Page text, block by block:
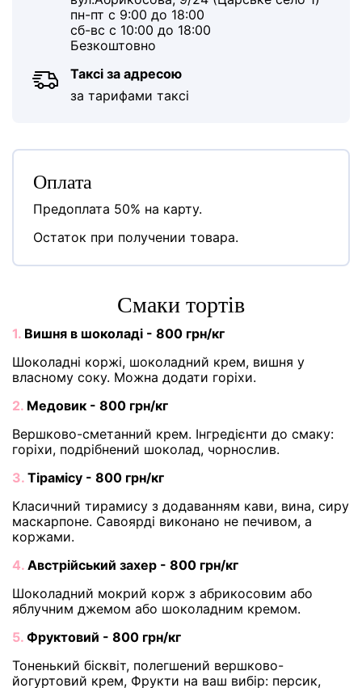
пн-пт с 9:00 до 18:00
сб-вс с 10:00 до 18:00
Безкоштовно
Таксі за адресою
за тарифами таксі
Оплата
Предоплата 50% на карту.
Остаток при получении товара.
Cмаки тортів
1. Вишня в шоколаді - 800 грн/кг
Шоколадні коржі, шоколадний крем, вишня у
власному соку. Можна додати горіхи.
2. Медовик - 800 грн/кг
Вершково-сметанний крем. Інгредієнти до смаку:
горіхи, подрібнений шоколад, чорнослив.
3. Тірамісу - 800 грн/кг
Класичний тирамису з додаванням кави, вина, сиру
маскарпоне. Савоярді виконано не печивом, а
коржами.
4. Австрійський захер - 800 грн/кг
Шоколадний мокрий корж з абрикосовим або
яблучним джемом або шоколадним кремом.
5. Фруктовий - 800 грн/кг
Тоненький бісквіт, полегшений вершково-
йогуртовий крем, Фрукти на ваш вибір: персик,